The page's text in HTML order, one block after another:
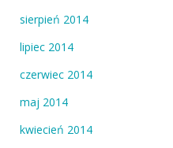
sierpień 2014
lipiec 2014
czerwiec 2014
maj 2014
kwiecień 2014